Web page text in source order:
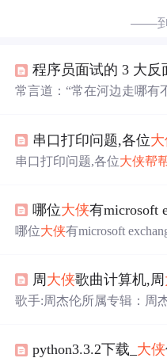
——
程序员面试的 3 大反
常言道：“常在河边走哪有
望本文多少能帮到在职场
SS找到更多适合的人才。 1.猫系小哥： 这位面谈的职位是
试，结果中午一点半小哥
串口打印问题,各位
串口打印问题,各位大侠帮
机 不开,我就不发送打印命令, 谁帮忙给段代码例子 arrqi@1
63.com 谢谢 ...
哪位大侠有microsoft
哪位大侠有microsoft
周 大侠歌曲计算机,周
歌手:周杰伦所属专辑：周
杰伦 演唱/周杰伦、杜国璋by:林潞平 QQ 404170961我一脚python3.3.2下载_ 大侠